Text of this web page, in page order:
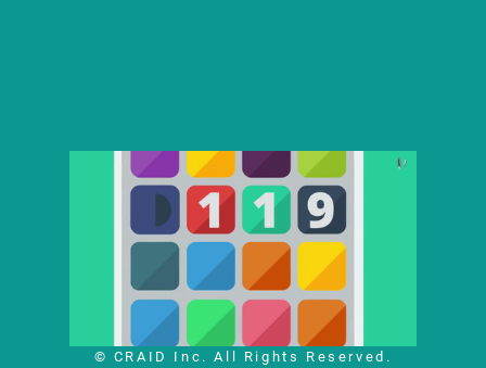
© CRAID Inc. All Rights Reserved.